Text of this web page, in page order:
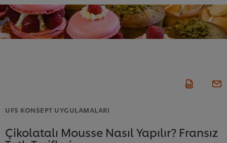
UFS KONSEPT UYGULAMALARI
Çikolatalı Mousse Nasıl Yapılır? Fransız